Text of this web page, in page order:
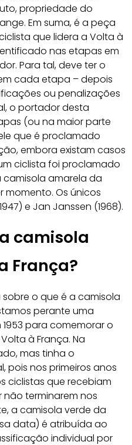
propriedade do
Em suma, é a peça
que lidera a Volta à
nas etapas em
Para tal, deve ter o
cada etapa – depois
ou penalizações
o portador desta
(ou na maior parte
que é proclamado
embora existam casos
ciclista foi proclamado
amarela da
momento. Os únicos
e Jan Janssen (1968).
camisola
França?
o que é a camisola
perante uma
para comemorar o
à França. Na
mas tinha o
pois nos primeiros anos
ciclistas que recebiam
terminarem nos
a camisola verde da
data) é atribuída ao
individual por